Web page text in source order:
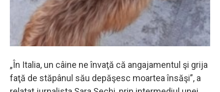
„În Italia, un câine ne învaţă că angajamentul şi grija
faţă de stăpânul său depăşesc moartea însăşi”, a